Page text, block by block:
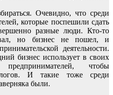
Очевидно, что среди
которые поспешили сдать
разные люди. Кто-то
но бизнес не пошел, и
деятельности.
бизнес использует в своих
чтобы
И такие тоже среди
были.